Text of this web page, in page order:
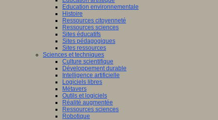
Education environnementale
Histoire
Ressources citoyenneté
Ressources sciences
Sites éducatifs
Sites pédagogiques
Sites ressources
Sciences et techniques
Culture scientifique
Développement durable
Intelligence artificielle
Logiciels libres
Métavers
Outils et logiciels
Réalité augmentée
Ressources sciences
Robotique